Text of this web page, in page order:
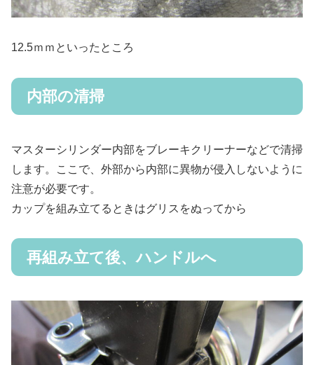
12.5ｍｍといったところ
内部の清掃
マスターシリンダー内部をブレーキクリーナーなどで清掃
します。ここで、外部から内部に異物が侵入しないように
注意が必要です。
カップを組み立てるときはグリスをぬってから
再組み立て後、ハンドルへ